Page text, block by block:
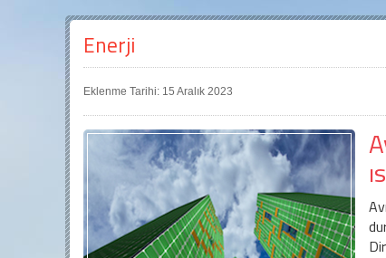
Enerji
Eklenme Tarihi: 15 Aralık 2023